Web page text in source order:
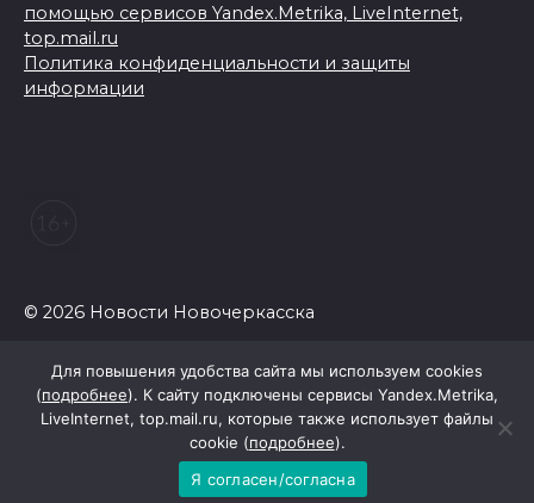
помощью сервисов Yandex.Metrika, LiveInternet,
top.mail.ru
Политика конфиденциальности и защиты
информации
© 2026 Новости Новочеркасска
Для повышения удобства сайта мы используем cookies
(подробнее). К сайту подключены сервисы Yandex.Metrika,
LiveInternet, top.mail.ru, которые также использует файлы
cookie (подробнее).
Я согласен/согласна